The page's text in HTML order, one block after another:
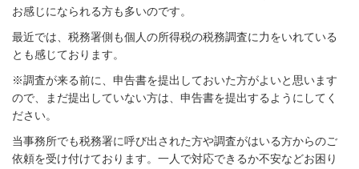
お感じになられる方も多いのです。
最近では、税務署側も個人の所得税の税務調査に力をいれている
とも感じております。
※調査が来る前に、申告書を提出しておいた方がよいと思います
ので、まだ提出していない方は、申告書を提出するようにしてく
ださい。
当事務所でも税務署に呼び出された方や調査がはいる方からのご
依頼を受け付けております。一人で対応できるか不安などお困り